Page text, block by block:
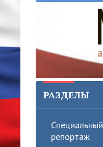
РАЗДЕЛЫ
Специальный
репортаж